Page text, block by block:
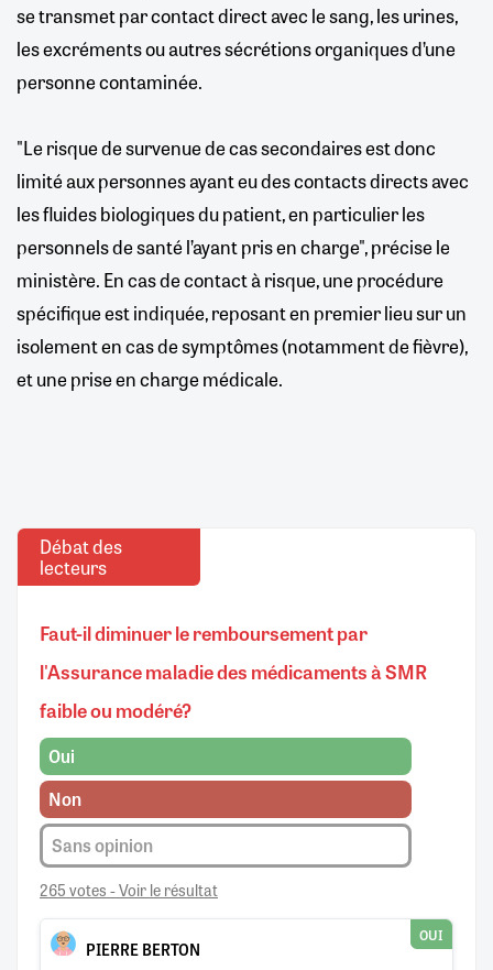
se transmet par contact direct avec le sang, les urines,
les excréments ou autres sécrétions organiques d’une
personne contaminée.
"Le risque de survenue de cas secondaires est donc
limité aux personnes ayant eu des contacts directs avec
les fluides biologiques du patient, en particulier les
personnels de santé l’ayant pris en charge", précise le
ministère. En cas de contact à risque, une procédure
spécifique est indiquée, reposant en premier lieu sur un
isolement en cas de symptômes (notamment de fièvre),
et une prise en charge médicale.
Débat des
lecteurs
Faut-il diminuer le remboursement par
l'Assurance maladie des médicaments à SMR
faible ou modéré?
Oui
Non
Sans opinion
265 votes - Voir le résultat
PIERRE BERTON
OUI